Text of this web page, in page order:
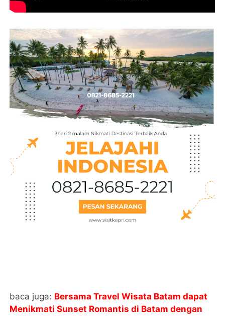
baca juga: Bersama Travel Wisata Batam dapat
Menikmati Sunset Romantis di Batam dengan